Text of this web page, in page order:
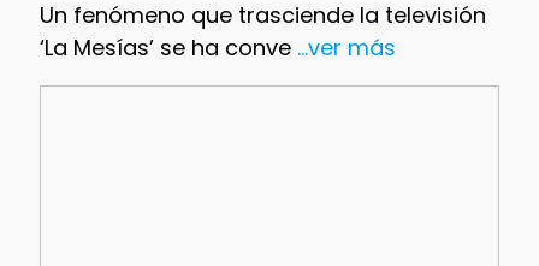
Un fenómeno que trasciende la televisión
‘La Mesías’ se ha conve...ver más